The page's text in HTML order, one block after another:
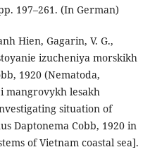
197–261. (In German)
Hien, Gagarin, V. G.,
izucheniya morskikh
1920 (Nematoda,
mangrovykh lesakh
situation of
Daptonema Cobb, 1920 in
of Vietnam coastal sea].